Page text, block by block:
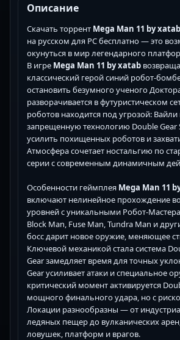
Описание
Скачать торрент Mega Man 11 by xatab
на русском для PC бесплатно — это
окунуться в мир легендарного
В игре Mega Man 11 by xatab
классический герой синий робот-
остановить безумного ученого
разворачивается в футуристическом
роботов находится под угрозой: Вайли
запрещенную технологию Double Gear
усилить похищенных роботов и
Атмосфера сочетает ностальгию по
серии с современным динамичным
Особенности геймплея Mega Man 11
включают нелинейное прохождение
уровней с уникальными Робот-
Block Man, Fuse Man, Tundra Man и
босс дарит новое оружие, меняющее
Ключевой механикой стала система
Gear замедляет время для точных
Gear усиливает атаки и специальное
критический момент активируется
мощного финального удара, но с
Локации разнообразны — от
ледяных пещер до вулканических
ловушек, платформ и врагов.